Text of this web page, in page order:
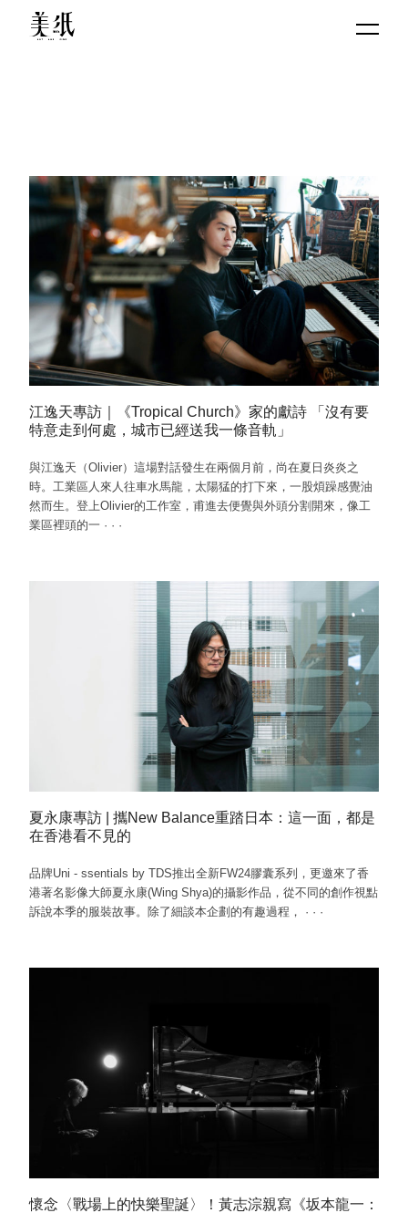
江逸天專訪｜《Tropical Church》家的獻詩 「沒有要
特意走到何處，城市已經送我一條音軌」
與江逸天（Olivier）這場對話發生在兩個月前，尚在夏日炎炎之
時。工業區人來人往車水馬龍，太陽猛的打下來，一股煩躁感覺油
然而生。登上Olivier的工作室，甫進去便覺與外頭分割開來，像工
業區裡頭的一 · · ·
夏永康專訪 | 攜New Balance重踏日本：這一面，都是
在香港看不見的
品牌Uni - ssentials by TDS推出全新FW24膠囊系列，更邀來了香
港著名影像大師夏永康(Wing Shya)的攝影作品，從不同的創作視點
訴說本季的服裝故事。除了細談本企劃的有趣過程， · · ·
懷念〈戰場上的快樂聖誕〉！黃志淙親寫《坂本龍一：